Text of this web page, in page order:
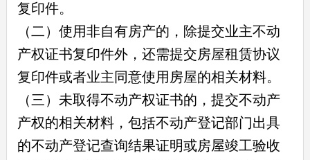
复印件。
（二）使用非自有房产的，除提交业主不动
产权证书复印件外，还需提交房屋租赁协议
复印件或者业主同意使用房屋的相关材料。
（三）未取得不动产权证书的，提交不动产
产权的相关材料，包括不动产登记部门出具
的不动产登记查询结果证明或房屋竣工验收